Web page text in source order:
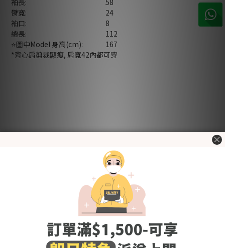
袖長:
58
臂寬:
24
袖口:
8
總長:
112
⭐️圖中Model 身高(cm):
167
*背心肩剪裁顯瘦, 肩寬42內都可穿